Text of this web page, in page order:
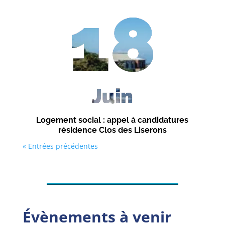
Logement social : appel à candidatures
résidence Clos des Liserons
18
Juin
« Entrées précédentes
Évènements à venir